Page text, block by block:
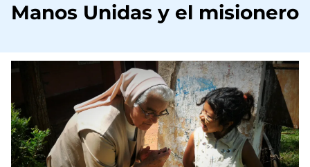
Manos Unidas y el misionero